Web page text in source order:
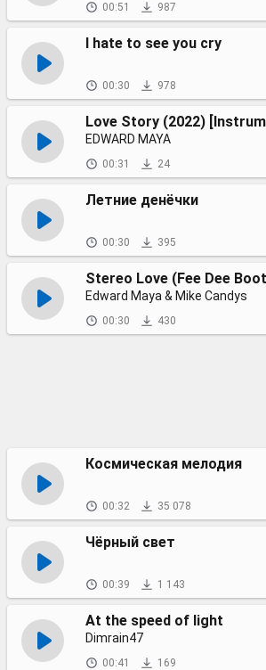
00:51 987
I hate to see you cry
00:30 978
Love Story (2022)
EDWARD MAYA
00:31 24
Летние денёчки
00:30 395
Stereo Love (Fee Dee
Edward Maya & Mike Candys
00:30 430
Космическая мелодия
00:32 35 078
Чёрный свет
00:39 1 143
At the speed of light
Dimrain47
00:41 169